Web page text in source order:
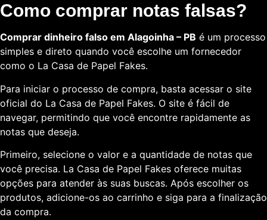
Como comprar notas falsas?
Comprar dinheiro falso em Alagoinha – PB é um processo
simples e direto quando você escolhe um fornecedor
como o La Casa de Papel Fakes.
Para iniciar o processo de compra, basta acessar o site
oficial do La Casa de Papel Fakes. O site é fácil de
navegar, permitindo que você encontre rapidamente as
notas que deseja.
Primeiro, selecione o valor e a quantidade de notas que
você precisa. La Casa de Papel Fakes oferece muitas
opções para atender às suas buscas. Após escolher os
produtos, adicione-os ao carrinho e siga para a finalização
da compra.